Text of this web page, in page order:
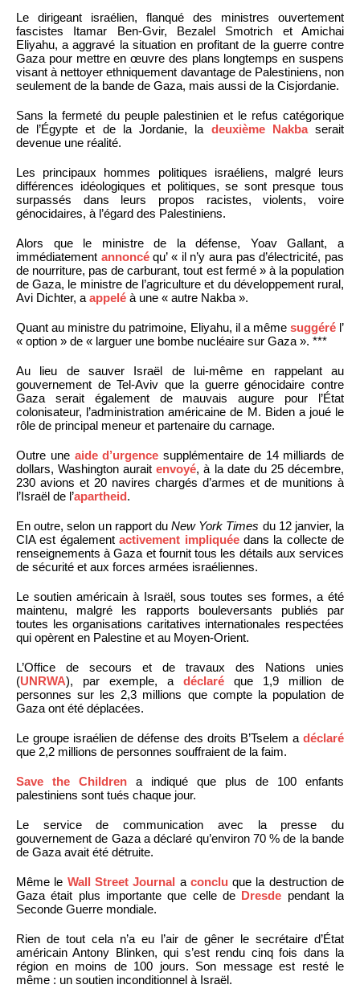
Le dirigeant israélien, flanqué des ministres ouvertement
fascistes Itamar Ben-Gvir, Bezalel Smotrich et Amichai
Eliyahu, a aggravé la situation en profitant de la guerre contre
Gaza pour mettre en œuvre des plans longtemps en suspens
visant à nettoyer ethniquement davantage de Palestiniens, non
seulement de la bande de Gaza, mais aussi de la Cisjordanie.
Sans la fermeté du peuple palestinien et le refus catégorique
de l’Égypte et de la Jordanie, la deuxième Nakbaserait
devenue une réalité.
Les principaux hommes politiques israéliens, malgré leurs
différences idéologiques et politiques, se sont presque tous
surpassés dans leurs propos racistes, violents, voire
génocidaires, à l’égard des Palestiniens.
Alors que le ministre de la défense, Yoav Gallant, a
immédiatement annoncéqu’ « il n’y aura pas d’électricité, pas
de nourriture, pas de carburant, tout est fermé » à la population
de Gaza, le ministre de l’agriculture et du développement rural,
Avi Dichter, a appelé à une « autre Nakba ».
Quant au ministre du patrimoine, Eliyahu, il a même suggérél’
« option » de « larguer une bombe nucléaire sur Gaza ». ***
Au lieu de sauver Israël de lui-même en rappelant au
gouvernement de Tel-Aviv que la guerre génocidaire contre
Gaza serait également de mauvais augure pour l’État
colonisateur, l’administration américaine de M. Biden a joué le
rôle de principal meneur et partenaire du carnage.
Outre une aide d’urgence supplémentaire de 14 milliards de
dollars, Washington auraitenvoyé, à la date du 25 décembre,
230 avions et 20 navires chargés d’armes et de munitions à
l’Israël de l’apartheid.
En outre, selon un rapport du New York Times du 12 janvier, la
CIA est égalementactivement impliquéedans la collecte de
renseignements à Gaza et fournit tous les détails aux services
de sécurité et aux forces armées israéliennes.
Le soutien américain à Israël, sous toutes ses formes, a été
maintenu, malgré les rapports bouleversants publiés par
toutes les organisations caritatives internationales respectées
qui opèrent en Palestine et au Moyen-Orient.
L’Office de secours et de travaux des Nations unies
(UNRWA), par exemple, a déclaré que 1,9 million de
personnes sur les 2,3 millions que compte la population de
Gaza ont été déplacées.
Le groupe israélien de défense des droits B’Tselem a déclaré
que 2,2 millions de personnes souffraient de la faim.
Save the Children a indiqué que plus de 100 enfants
palestiniens sont tués chaque jour.
Le service de communication avec la presse du
gouvernement de Gaza a déclaré qu’environ 70 % de la bande
de Gaza avait été détruite.
Même le Wall Street Journal a conclu que la destruction de
Gaza était plus importante que celle de Dresde pendant la
Seconde Guerre mondiale.
Rien de tout cela n’a eu l’air de gêner le secrétaire d’État
américain Antony Blinken, qui s’est rendu cinq fois dans la
région en moins de 100 jours. Son message est resté le
même : un soutien inconditionnel à Israël.